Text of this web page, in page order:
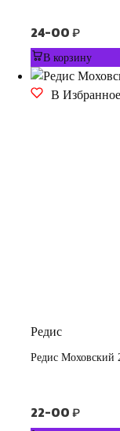
24-00₽
В корзину
В Избранное
Редис
Редис Моховский
22-00₽